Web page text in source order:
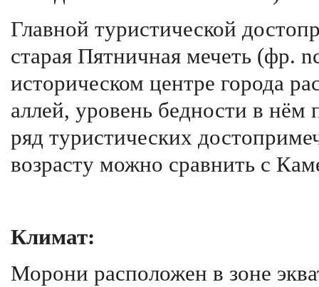
Главной туристической
старая Пятничная мечеть (фр.
историческом центре города
аллей, уровень бедности в
ряд туристических
возрасту можно сравнить с
Климат:
Морони расположен в зоне